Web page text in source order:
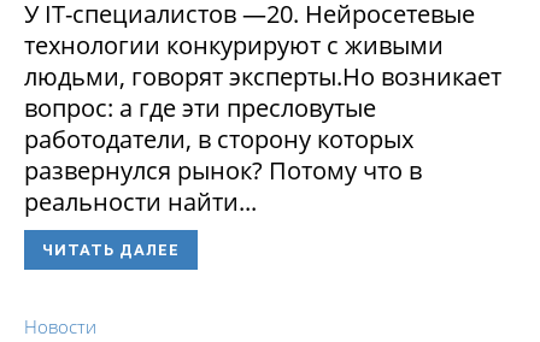
У IT-специалистов —20. Нейросетевые
технологии конкурируют с живыми
людьми, говорят эксперты.Но возникает
вопрос: а где эти пресловутые
работодатели, в сторону которых
развернулся рынок? Потому что в
реальности найти...
ЧИТАТЬ ДАЛЕЕ
Новости